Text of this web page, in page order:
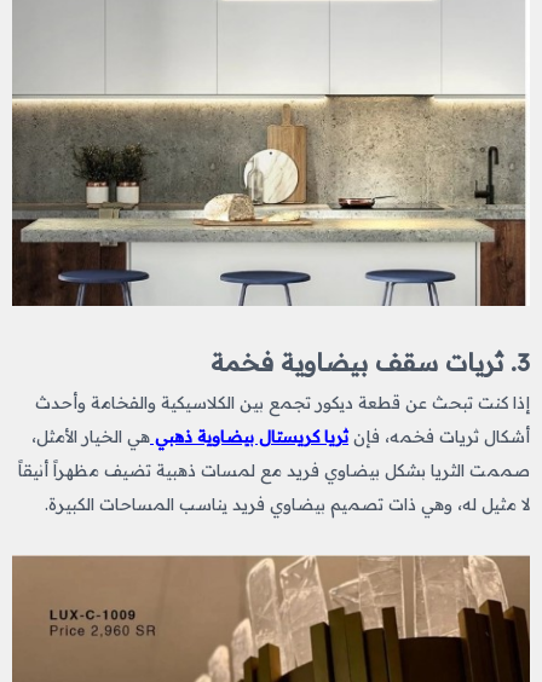
3. ثريات سقف بيضاوية فخمة
إذا كنت تبحث عن قطعة ديكور تجمع بين الكلاسيكية والفخامة وأحدث
أشكال ثريات فخمه، فإنثريا كريستال بيضاوية ذهبي هي الخيار الأمثل،
صممت الثريا بشكل بيضاوي فريد مع لمسات ذهبية تضيف مظهراً أنيقاً
لا مثيل له، وهي ذات تصميم بيضاوي فريد يناسب المساحات الكبيرة.